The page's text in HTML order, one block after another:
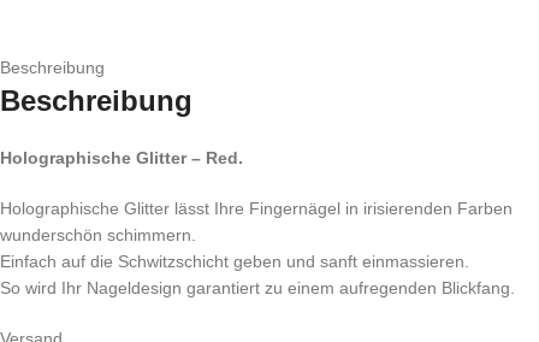
Beschreibung
Beschreibung
Holographische Glitter – Red.
Holographische Glitter lässt Ihre Fingernägel in irisierenden Farben
wunderschön schimmern.
Einfach auf die Schwitzschicht geben und sanft einmassieren.
So wird Ihr Nageldesign garantiert zu einem aufregenden Blickfang.